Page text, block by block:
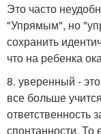
Это часто
"Упрямым", но
сохранить
что на ребенка
8. уверенный - это
все больше
ответственность
спонтанности. То